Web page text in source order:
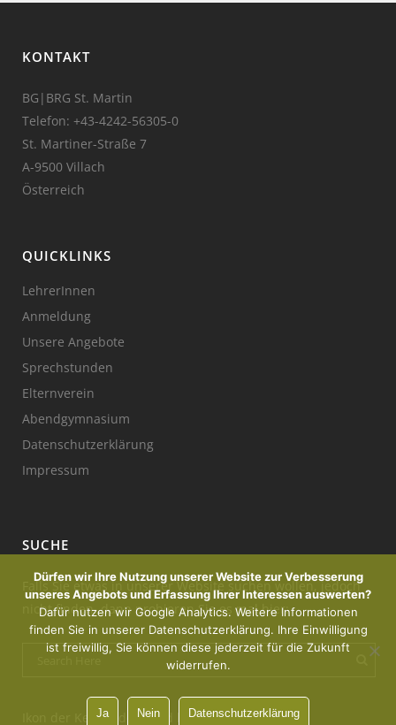
KONTAKT
BG|BRG St. Martin
Telefon: +43-4242-56305-0
St. Martiner-Straße 7
A-9500 Villach
Österreich
QUICKLINKS
LehrerInnen
Anmeldung
Unsere Angebote
Sprechstunden
Elternverein
Abendgymnasium
Datenschutzerklärung
Impressum
SUCHE
Falls Sie etwas in unserer Website suchen wollen, jedoch
nicht finden, dann probieren Sie es mal hier:
Ikon der Kerze : designed by Freepik
Dürfen wir Ihre Nutzung unserer Website zur Verbesserung
unseres Angebots und Erfassung Ihrer Interessen auswerten?
Dafür nutzen wir Google Analytics. Weitere Informationen
finden Sie in unserer Datenschutzerklärung. Ihre Einwilligung
ist freiwillig, Sie können diese jederzeit für die Zukunft
widerrufen.
Ja Nein Datenschutzerklärung